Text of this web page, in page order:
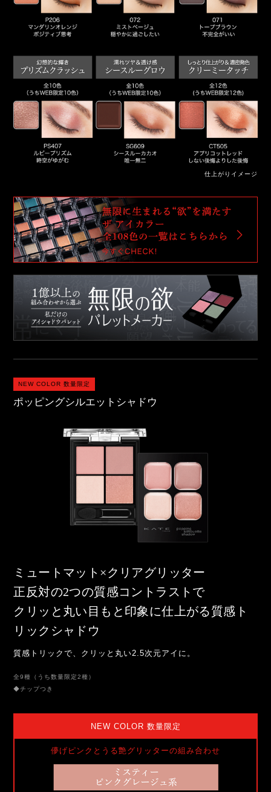
仕上がりイメージ
NEW COLOR 数量限定
ポッピングシルエットシャドウ
ミュートマット×クリアグリッター
正反対の2つの質感コントラストで
クリッと丸い目もと印象に仕上がる質感ト
リックシャドウ
質感トリックで、クリッと丸い2.5次元アイに。
全9種（うち数量限定2種）
◆チップつき
NEW COLOR 数量限定
儚げピンクとうる艶グリッターの組み合わせ